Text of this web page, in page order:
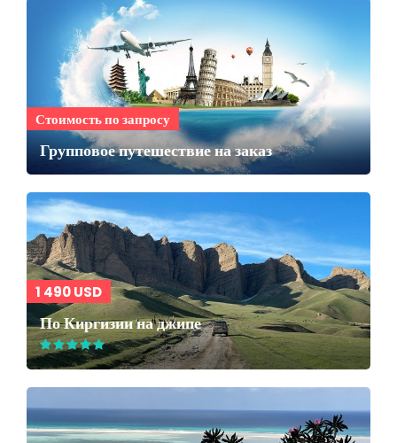
Стоимость по запросу
Групповое путешествие на заказ
1 490 USD
По Киргизии на джипе